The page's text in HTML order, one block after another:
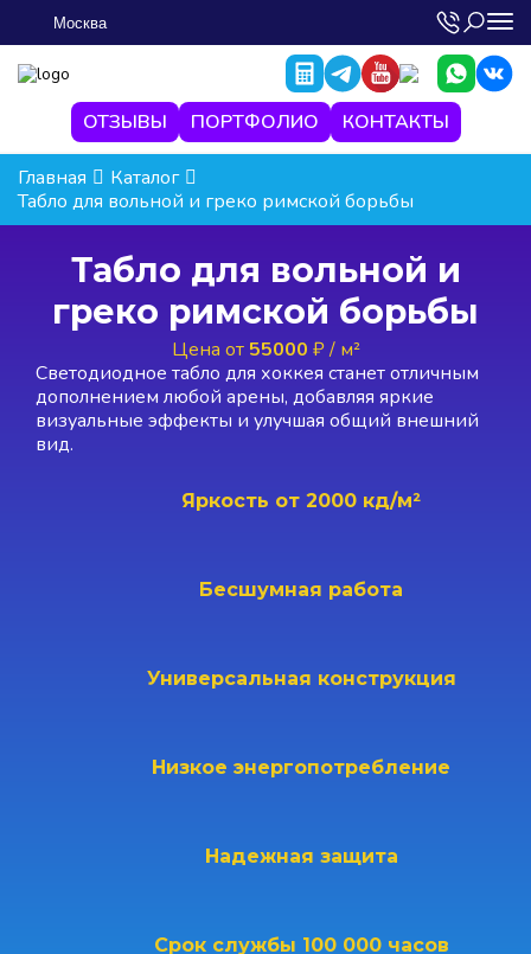
Москва
ОТЗЫВЫ ПОРТФОЛИО КОНТАКТЫ
Главная
Каталог
Табло для вольной и греко римской борьбы
Табло для вольной и
греко римской борьбы
Цена от 55000 ₽ / м²
Светодиодное табло для хоккея станет отличным
дополнением любой арены, добавляя яркие
визуальные эффекты и улучшая общий внешний
вид.
Яркость от 2000 кд/м²
Бесшумная работа
Универсальная конструкция
Низкое энергопотребление
Надежная защита
Срок службы 100 000 часов